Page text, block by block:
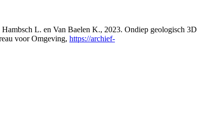
L. en Van Baelen K., 2023. Ondiep geologisch 3D
voor Omgeving, https://archief-